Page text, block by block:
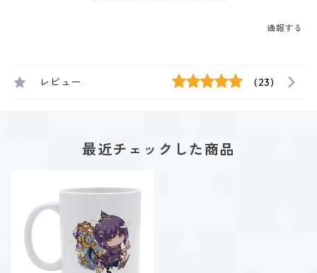
通報する
レビュー (23)
最近チェックした商品